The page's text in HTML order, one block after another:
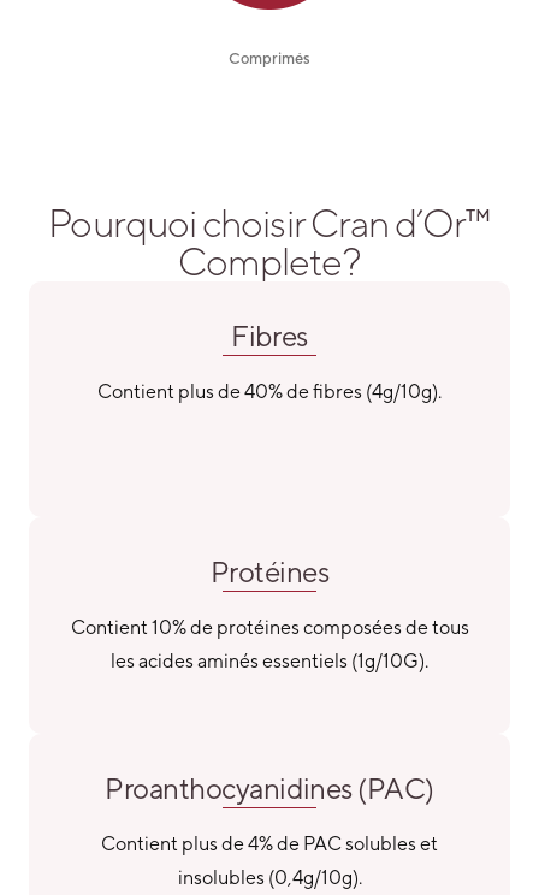
Comprimés
Pourquoi choisir Cran d’Or™
Complete?
Fibres
Contient plus de 40% de fibres (4g/10g).
Protéines
Contient 10% de protéines composées de tous
les acides aminés essentiels (1g/10G).
Proanthocyanidines (PAC)
Contient plus de 4% de PAC solubles et
insolubles (0,4g/10g).